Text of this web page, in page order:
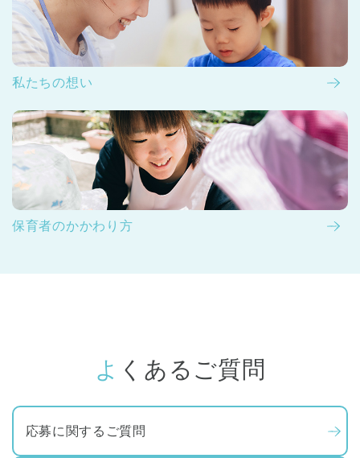
私たちの想い
保育者のかかわり方
よくあるご質問
応募に関するご質問